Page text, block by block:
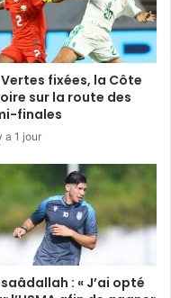
Vertes fixées, la Côte
sur la route des
finales
a 1 jour
: « J’ai opté